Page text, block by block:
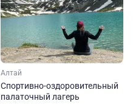
Алтай
Спортивно-оздоровительный
палаточный лагерь